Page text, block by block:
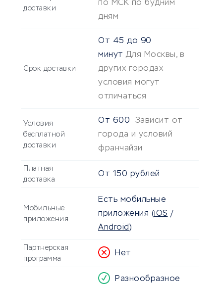
доставки
по МСК по будним
дням
Срок доставки
От 45 до 90
минут Для Москвы, в
других городах
условия могут
отличаться
Условия
бесплатной
доставки
От 600
Зависит от
города и условий
франчайзи
Платная
доставка
От 150 рублей
Мобильные
приложения
Есть мобильные
приложения (iOS /
Android)
Партнерская
программа
Нет
Разнообразное